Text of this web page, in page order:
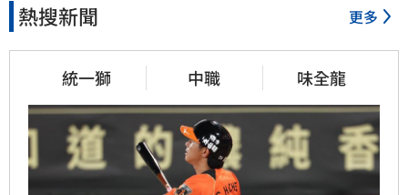
熱搜新聞 更多
統一獅 中職 味全龍